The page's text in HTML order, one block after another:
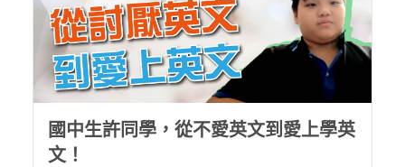
國中生許同學，從不愛英文到愛上學英
文！